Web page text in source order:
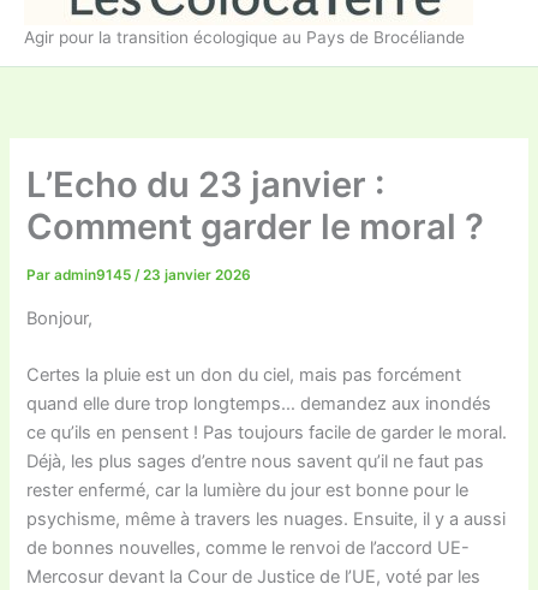
Agir pour la transition écologique au Pays de Brocéliande
L’Echo du 23 janvier :
Comment garder le moral ?
Paradmin9145/23 janvier 2026
Bonjour,
Certes la pluie est un don du ciel, mais pas forcément
quand elle dure trop longtemps… demandez aux inondés
ce qu’ils en pensent ! Pas toujours facile de garder le moral.
Déjà, les plus sages d’entre nous savent qu’il ne faut pas
rester enfermé, car la lumière du jour est bonne pour le
psychisme, même à travers les nuages. Ensuite, il y a aussi
de bonnes nouvelles, comme le renvoi de l’accord UE-
Mercosur devant la Cour de Justice de l’UE, voté par les